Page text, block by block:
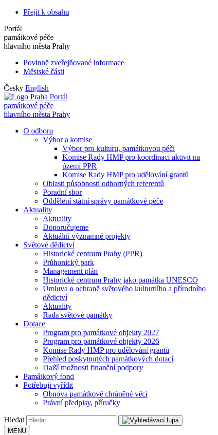
Přejít k obsahu
Portál
památkové péče
hlavního města Prahy
Povinně zveřejňované informace
Městské části
Česky English
Portál
památkové péče
hlavního města Prahy
O odboru
Výbor a komise
Výbor pro kulturu, památkovou péči
Komise Rady HMP pro koordinaci aktivit na
území PPR
Komise Rady HMP pro udělování grantů
Oblasti působnosti odborných referentů
Poradní sbor
Oddělení státní správy památkové péče
Aktuality
Aktuality
Doporučujeme
Aktuální významné projekty
Světové dědictví
Historické centrum Prahy (PPR)
Průhonický park
Management plán
Historické centrum Prahy jako památka UNESCO
Úmluva o ochraně světového kulturního a přírodního
dědictví
Aktuality
Rada světové památky
Dotace
Program pro památkové objekty 2027
Program pro památkové objekty 2026
Komise Rady HMP pro udělování grantů
Přehled poskytnutých památkových dotací
Další možnosti finanční podpory
Památkový fond
Potřebuji vyřídit
Obnova památkově chráněné věci
Právní předpisy, příručky
Hledat
MENU